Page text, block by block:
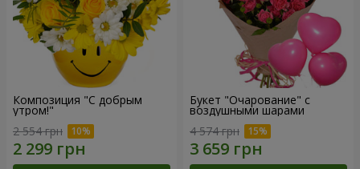
Композиция "С добрым
утром!"
2 554 грн
Букет "Очарование" с
воздушными шарами
4 574 грн